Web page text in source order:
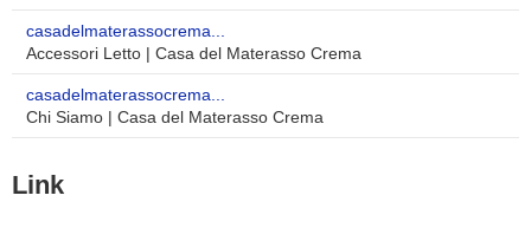
casadelmaterassocrema...
Accessori Letto | Casa del Materasso Crema
casadelmaterassocrema...
Chi Siamo | Casa del Materasso Crema
Link